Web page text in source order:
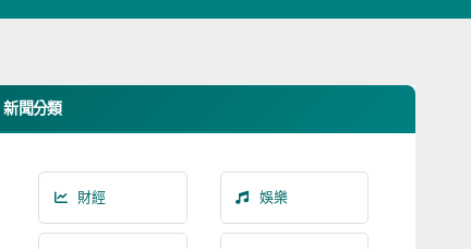
新聞分類
財經 娛樂